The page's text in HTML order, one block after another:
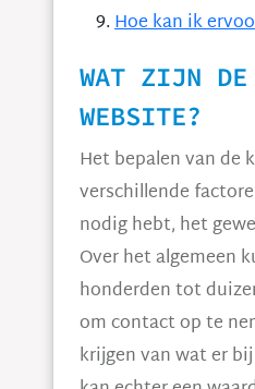
Hoe kan ik
WAT ZIJN DE
WEBSITE?
Het bepalen van de
verschillende
nodig hebt, het
Over het algemeen
honderden tot
om contact op te
krijgen van wat er